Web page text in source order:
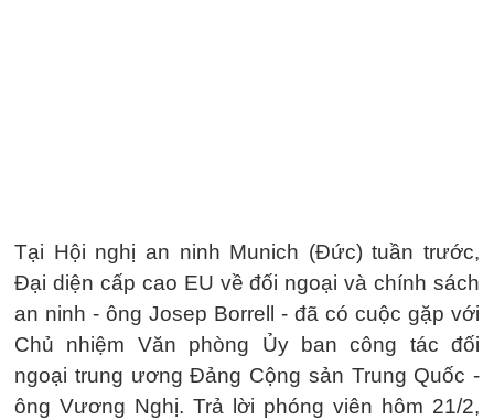
Tại Hội nghị an ninh Munich (Đức) tuần trước,
Đại diện cấp cao EU về đối ngoại và chính sách
an ninh - ông Josep Borrell - đã có cuộc gặp với
Chủ nhiệm Văn phòng Ủy ban công tác đối
ngoại trung ương Đảng Cộng sản Trung Quốc -
ông Vương Nghị. Trả lời phóng viên hôm 21/2,